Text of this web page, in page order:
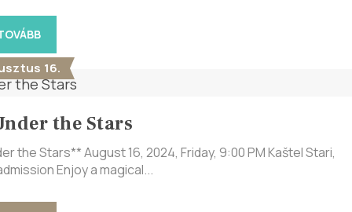
16.
the Stars
the Stars** August 16, 2024, Friday, 9:00 PM Kaštel Stari,
Enjoy a magical...